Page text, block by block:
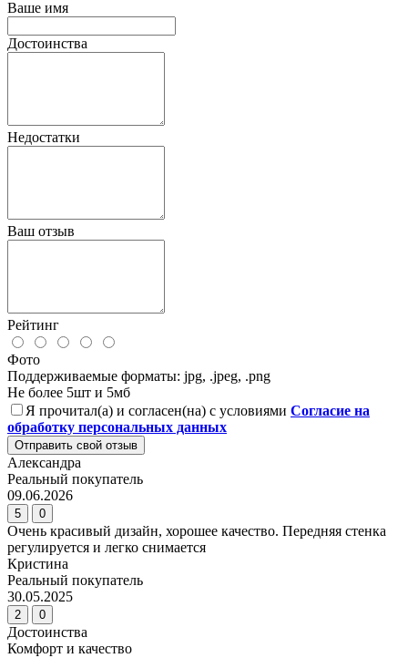
Ваше имя
Достоинства
Недостатки
Ваш отзыв
Рейтинг
Фото
Поддерживаемые форматы: jpg, .jpeg, .png
Не более 5шт и 5мб
Я прочитал(а) и согласен(на) с условиями Согласие на
обработку персональных данных
Отправить свой отзыв
Александра
Реальный покупатель
09.06.2026
5 0
Очень красивый дизайн, хорошее качество. Передняя стенка
регулируется и легко снимается
Кристина
Реальный покупатель
30.05.2025
2 0
Достоинства
Комфорт и качество